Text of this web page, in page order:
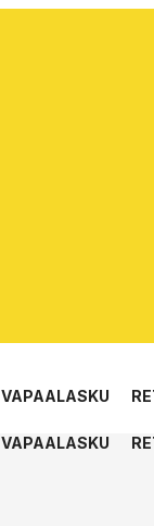
VAPAALASKU
VAPAALASKU